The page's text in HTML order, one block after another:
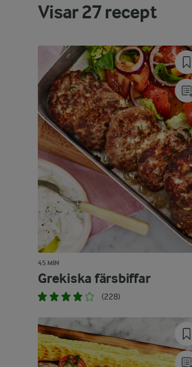
Visar27recept
45 MIN
Grekiska färsbiffar
(228)